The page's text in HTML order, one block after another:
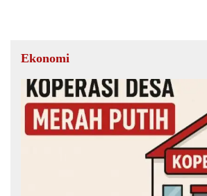
Ekonomi